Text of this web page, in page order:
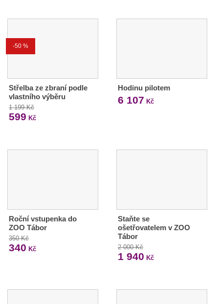
-50 %
Střelba ze zbraní podle
vlastního výběru
1 199 Kč
599 Kč
Hodinu pilotem
6 107 Kč
Roční vstupenka do
ZOO Tábor
350 Kč
340 Kč
Staňte se
ošetřovatelem v ZOO
Tábor
2 000 Kč
1 940 Kč